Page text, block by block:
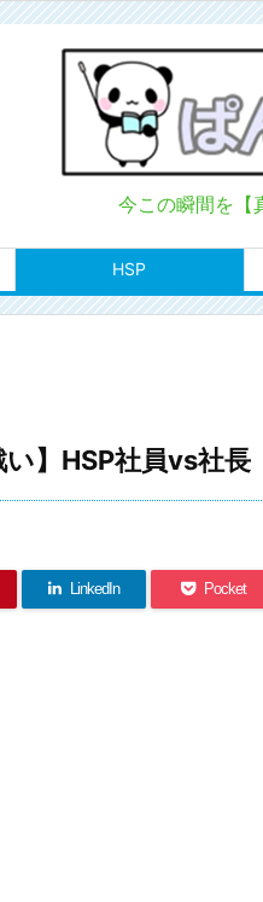
今この瞬間を【
HSP
い】HSP社員vs社長
LinkedIn Pocket